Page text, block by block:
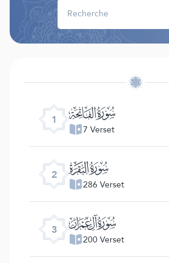
1 ﮍ
7 Verset
2 ﮎ
286 Verset
3 ﮏ
200 Verset